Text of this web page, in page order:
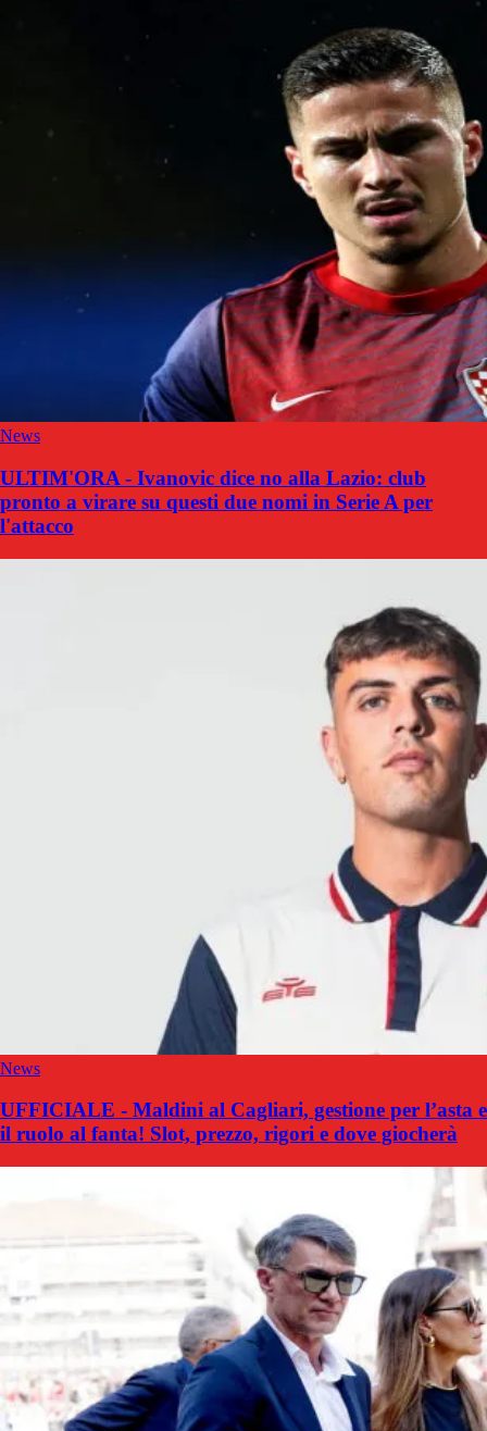
News
ULTIM'ORA - Ivanovic dice no alla Lazio: club
pronto a virare su questi due nomi in Serie A per
l'attacco
News
UFFICIALE - Maldini al Cagliari, gestione per l’asta e
il ruolo al fanta! Slot, prezzo, rigori e dove giocherà